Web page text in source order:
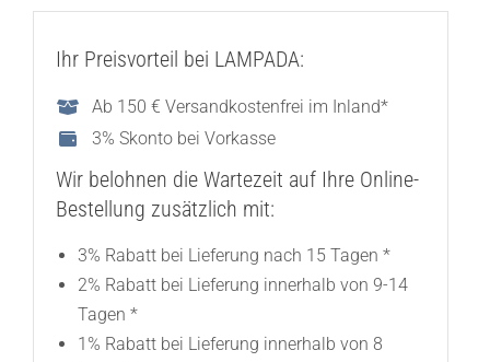
Ihr Preisvorteil bei LAMPADA:
Ab 150 € Versandkostenfrei im Inland*
3% Skonto bei Vorkasse
Wir belohnen die Wartezeit auf Ihre Online-
Bestellung zusätzlich mit:
3% Rabatt bei Lieferung nach 15 Tagen *
2% Rabatt bei Lieferung innerhalb von 9-14
Tagen *
1% Rabatt bei Lieferung innerhalb von 8